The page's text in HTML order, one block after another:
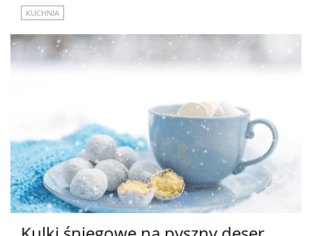
KUCHNIA